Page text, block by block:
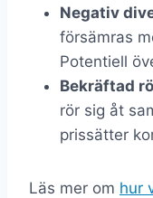
Negativ
försämras
Potentiell
Bekräftad
rör sig åt
prissätter
Läs mer om hur